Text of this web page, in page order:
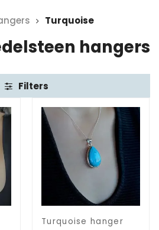
Turquoise
hangers
Filters
Turquoise hanger